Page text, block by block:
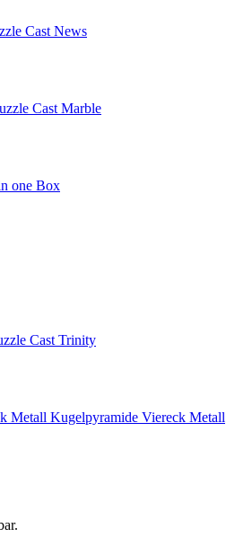
Cast News
Cast Marble
one Box
Cast Trinity
Kugelpyramide Viereck Metall